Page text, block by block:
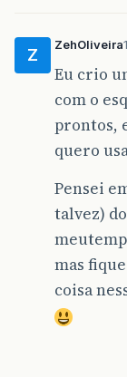
Z
ZehOliveira
Eu crio
com o
prontos,
quero
Pensei
talvez)
mas
coisa